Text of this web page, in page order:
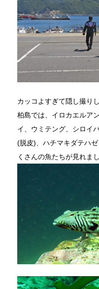
カッコよすぎて隠し撮り
柏島では、イロカエルア
イ、ウミテング、シロイ
(脱皮)、ハチマキダテハ
くさんの魚たちが見れま